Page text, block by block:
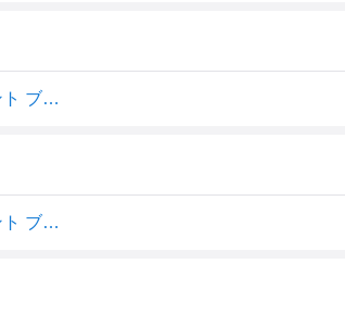
レゴ(LEGO) テクニック ランボルギーニ ウラカン テクニカ おもちゃ 玩具 誕生日 プレゼント ブロック 男の子 女の子 子供 9歳 10歳 11歳 小学生 乗
レゴ(LEGO) テクニック ランボルギーニ ウラカン テクニカ おもちゃ 玩具 誕生日 プレゼント ブロック 男の子 女の子 子供 9歳 10歳 11歳 小学生 乗